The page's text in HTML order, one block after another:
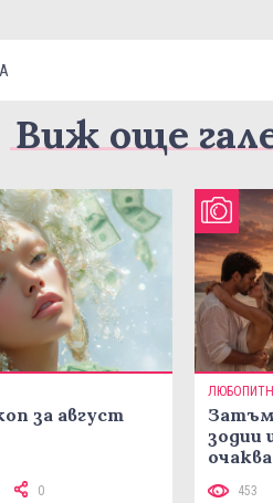
Виж още
за август
0
зодии
453